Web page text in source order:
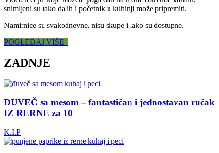
snimljeni su tako da ih i početnik u kuhinji može pripremiti.
Namirnice su svakodnevne, nisu skupe i lako su dostupne.
POGLEDAJ VIŠE
ZADNJE
ĐUVEČ sa mesom – fantastičan i jednostavan ručak
IZ RERNE za 10
K.I.P